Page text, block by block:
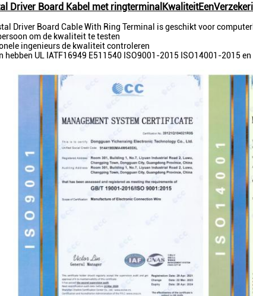
Driver Board Kabel met ringterminal KwaliteitEen
Driver Board Cable With Ring Terminal is geschikt voor
om de kwaliteit te testen
ingenieurs de kwaliteit controleren
hebben UL IATF16949 E511540 ISO9001-2015 ISO14001-2015